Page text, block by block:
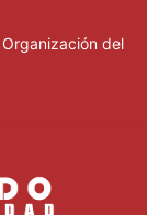
del
solemne
como